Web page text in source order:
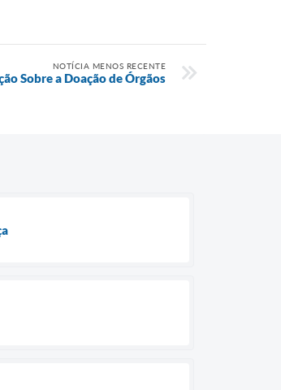
NOTÍCIA MENOS RECENTE
Sobre a Doação de Órgãos